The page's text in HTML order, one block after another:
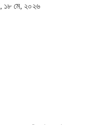
১৮ মে, ২০২৬